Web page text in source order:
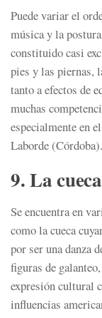
Puede variar el
música y la
constituido casi
pies y las piernas,
tanto a efectos de
muchas
especialmente en
Laborde (Córdoba).
9. La cueca
Se encuentra en
como la cueca
por ser una danza
figuras de
expresión cultural
influencias